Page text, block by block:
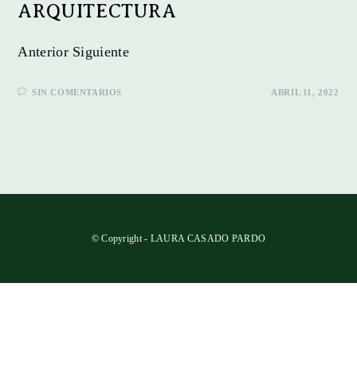
ARQUITECTURA
Anterior Siguiente
SIN COMENTARIOS ABRIL 11, 2022
© Copyright - LAURA CASADO PARDO